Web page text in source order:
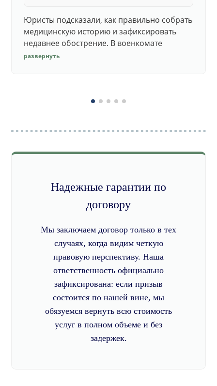
Юристы подсказали, как правильно собрать
медицинскую историю и зафиксировать
недавнее обострение. В военкомате
дерматолог принял документы без споров.
развернуть
Надежные гарантии по
договору
Мы заключаем договор только в тех
случаях, когда видим четкую
правовую перспективу. Наша
ответственность официально
зафиксирована: если призыв
состоится по нашей вине, мы
обязуемся вернуть всю стоимость
услуг в полном объеме и без
задержек.